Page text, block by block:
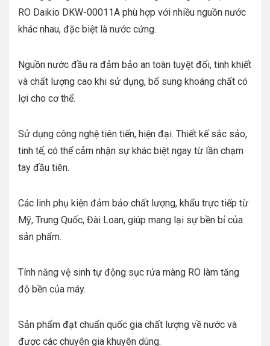
RO Daikio DKW-00011A phù hợp với nhiều nguồn nước
khác nhau, đặc biệt là nước cứng.
Nguồn nước đầu ra đảm bảo an toàn tuyệt đối, tinh khiết
và chất lượng cao khi sử dụng, bổ sung khoáng chất có
lợi cho cơ thể.
Sử dụng công nghệ tiên tiến, hiện đại. Thiết kế sắc sảo,
tinh tế, có thể cảm nhận sự khác biệt ngay từ lần chạm
tay đầu tiên.
Các linh phụ kiện đảm bảo chất lượng, khẩu trực tiếp từ
Mỹ, Trung Quốc, Đài Loan, giúp mang lại sự bền bỉ của
sản phẩm.
Tính năng vệ sinh tự động sục rửa màng RO làm tăng
độ bền của máy.
Sản phẩm đạt chuẩn quốc gia chất lượng về nước và
được các chuyên gia khuyên dùng.